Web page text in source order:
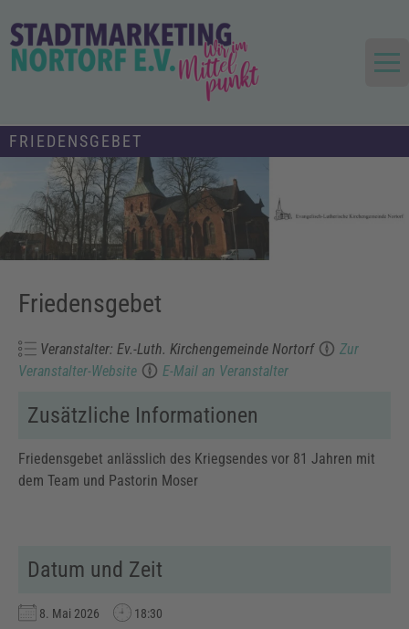
content
Stadtmarketing und Tourismus
Nortorf und Umland e.V.
FRIEDENSGEBET
Friedensgebet
Veranstalter: Ev.-Luth. Kirchengemeinde Nortorf
Zur
Veranstalter-Website
E-Mail an Veranstalter
Zusätzliche Informationen
Friedensgebet anlässlich des Kriegsendes vor 81 Jahren mit
dem Team und Pastorin Moser
Datum und Zeit
8. Mai 2026 18:30